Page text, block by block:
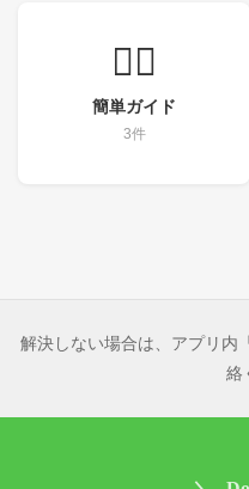
💁‍♀️
簡単ガイド
3件
解決しない場合は、アプリ内
絡